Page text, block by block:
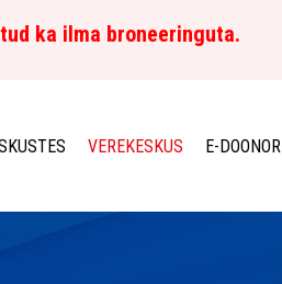
ka ilma broneeringuta.
VEREKESKUS E-DOONOR